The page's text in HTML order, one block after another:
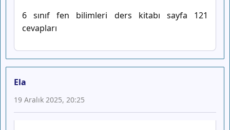
6 sınıf fen bilimleri ders kitabı sayfa 121
cevapları
Ela
19 Aralık 2025, 20:25